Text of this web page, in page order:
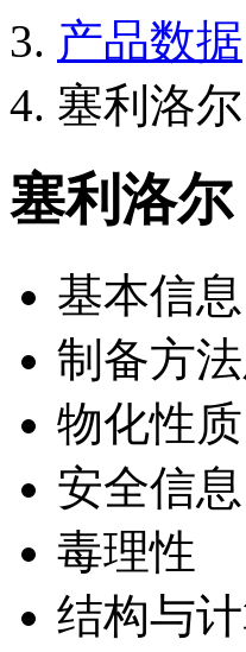
产品数据
塞利洛尔
塞利洛尔
基本信息
制备方
物化性质
安全信息
毒理性
结构与